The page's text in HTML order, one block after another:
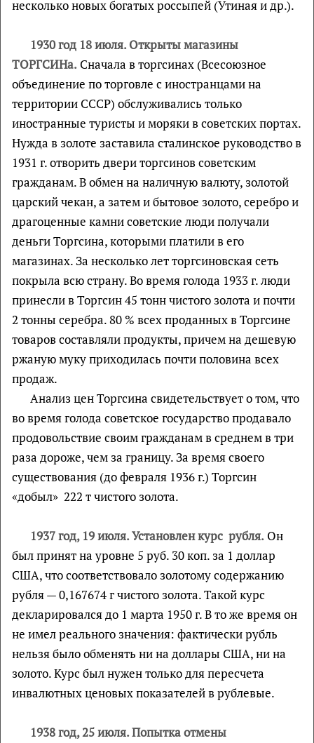
несколько новых богатых россыпей (Утиная и др.).
1930 год 18 июля. Открыты магазины
ТОРГСИНа. Сначала в торгсинах (Всесоюзное
объединение по торговле с иностранцами на
территории СССР) обслуживались только
иностранные туристы и моряки в советских портах.
Нужда в золоте заставила сталинское руководство в
1931 г. отворить двери торгсинов советским
гражданам. В обмен на наличную валюту, золотой
царский чекан, а затем и бытовое золото, серебро и
драгоценные камни советские люди получали
деньги Торгсина, которыми платили в его
магазинах. За несколько лет торгсиновская сеть
покрыла всю страну. Во время голода 1933 г. люди
принесли в Торгсин 45 тонн чистого золота и почти
2 тонны серебра. 80 % всех проданных в Торгсине
товаров составляли продукты, причем на дешевую
ржаную муку приходилась почти половина всех
продаж.
Анализ цен Торгсина свидетельствует о том, что
во время голода советское государство продавало
продовольствие своим гражданам в среднем в три
раза дороже, чем за границу. За время своего
существования (до февраля 1936 г.) Торгсин
«добыл» 222 т чистого золота.
1937 год, 19 июля. Установлен курс рубля.Он
был принят на уровне 5 руб. 30 коп. за 1 доллар
США, что соответствовало золотому содержанию
рубля — 0,167674 г чистого золота. Такой курс
декларировался до 1 марта 1950 г. В то же время он
не имел реального значения: фактически рубль
нельзя было обменять ни на доллары США, ни на
золото. Курс был нужен только для пересчета
инвалютных ценовых показателей в рублевые.
1938 год, 25 июля. Попытка отмены